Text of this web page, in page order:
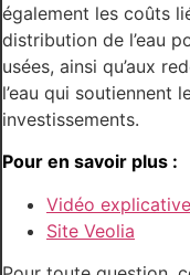
également les coûts
distribution de l’eau
usées, ainsi qu’aux
l’eau qui soutiennent
investissements.
Pour en savoir plus :
Vidéo
Site Veolia